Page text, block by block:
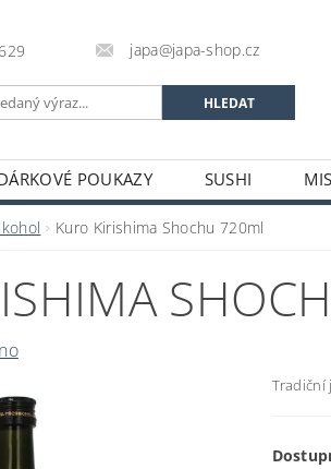
japa@japa-shop.cz
POUKAZY SUSHI
RÝŽE A OBILOVINY
FIGURKY LEKCE VAŘENÍ
Kuro Kirishima Shochu 720ml
Tradiční